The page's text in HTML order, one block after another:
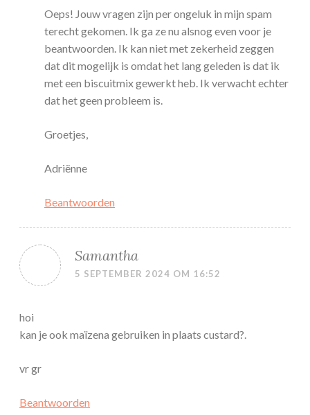
Oeps! Jouw vragen zijn per ongeluk in mijn spam
terecht gekomen. Ik ga ze nu alsnog even voor je
beantwoorden. Ik kan niet met zekerheid zeggen
dat dit mogelijk is omdat het lang geleden is dat ik
met een biscuitmix gewerkt heb. Ik verwacht echter
dat het geen probleem is.
Groetjes,
Adriënne
Beantwoorden
Samantha
5 SEPTEMBER 2024 OM 16:52
hoi
kan je ook maïzena gebruiken in plaats custard?.
vr gr
Beantwoorden